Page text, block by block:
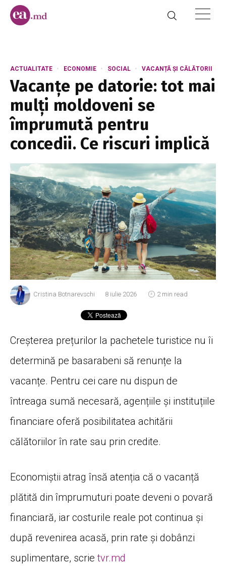
ACTUALITATE ECONOMIE SOCIAL VACANȚĂ ȘI CĂLĂTORII
Vacanțe pe datorie: tot mai
mulți moldoveni se
împrumută pentru
concedii. Ce riscuri implică
Cristina Botnarevschi 8 iulie 2026 2 min read
Creșterea prețurilor la pachetele turistice nu îi
determină pe basarabeni să renunțe la
vacanțe. Pentru cei care nu dispun de
întreaga sumă necesară, agențiile și instituțiile
financiare oferă posibilitatea achitării
călătoriilor în rate sau prin credite.
Economiștii atrag însă atenția că o vacanță
plătită din împrumuturi poate deveni o povară
financiară, iar costurile reale pot continua și
după revenirea acasă, prin rate și dobânzi
suplimentare, scrietvr.md